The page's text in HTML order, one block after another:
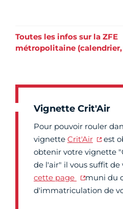
Toutes les infos sur la ZFE
métropolitaine
Vignette Crit'Air
Pour pouvoir rouler
vignette Crit'Air
est
obtenir votre vignette
de l'air" il vous suffit de
cette page
muni du
d'immatriculation de